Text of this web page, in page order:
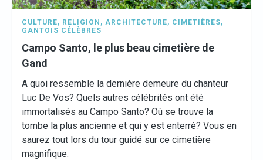
CULTURE, RELIGION , ARCHITECTURE, CIMETIÈRES,
GANTOIS CÉLÈBRES
Campo Santo, le plus beau cimetière de
Gand
A quoi ressemble la dernière demeure du chanteur
Luc De Vos? Quels autres célébrités ont été
immortalisés au Campo Santo? Où se trouve la
tombe la plus ancienne et qui y est enterré? Vous en
saurez tout lors du tour guidé sur ce cimetière
magnifique.